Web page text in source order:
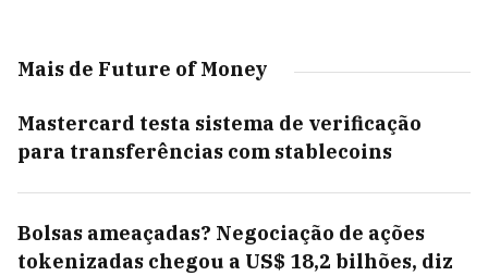
Mais de Future of Money
Mastercard testa sistema de verificação
para transferências com stablecoins
Bolsas ameaçadas? Negociação de ações
tokenizadas chegou a US$ 18,2 bilhões, diz